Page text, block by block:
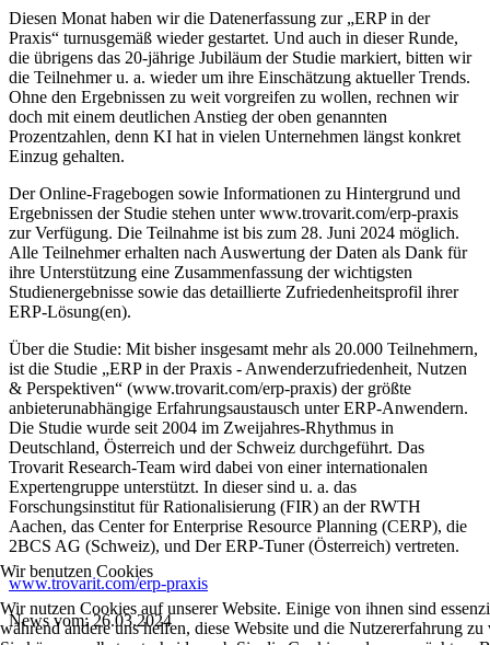
Diesen Monat haben wir die Datenerfassung zur „ERP in der
Praxis“ turnusgemäß wieder gestartet. Und auch in dieser Runde,
die übrigens das 20-jährige Jubiläum der Studie markiert, bitten wir
die Teilnehmer u. a. wieder um ihre Einschätzung aktueller Trends.
Ohne den Ergebnissen zu weit vorgreifen zu wollen, rechnen wir
doch mit einem deutlichen Anstieg der oben genannten
Prozentzahlen, denn KI hat in vielen Unternehmen längst konkret
Einzug gehalten.
Der Online-Fragebogen sowie Informationen zu Hintergrund und
Ergebnissen der Studie stehen unter www.trovarit.com/erp-praxis
zur Verfügung. Die Teilnahme ist bis zum 28. Juni 2024 möglich.
Alle Teilnehmer erhalten nach Auswertung der Daten als Dank für
ihre Unterstützung eine Zusammenfassung der wichtigsten
Studienergebnisse sowie das detaillierte Zufriedenheitsprofil ihrer
ERP-Lösung(en).
Über die Studie: Mit bisher insgesamt mehr als 20.000 Teilnehmern,
ist die Studie „ERP in der Praxis - Anwenderzufriedenheit, Nutzen
& Perspektiven“ (www.trovarit.com/erp-praxis) der größte
anbieterunabhängige Erfahrungsaustausch unter ERP-Anwendern.
Die Studie wurde seit 2004 im Zweijahres-Rhythmus in
Deutschland, Österreich und der Schweiz durchgeführt. Das
Trovarit Research-Team wird dabei von einer internationalen
Expertengruppe unterstützt. In dieser sind u. a. das
Forschungsinstitut für Rationalisierung (FIR) an der RWTH
Aachen, das Center for Enterprise Resource Planning (CERP), die
2BCS AG (Schweiz), und Der ERP-Tuner (Österreich) vertreten.
www.trovarit.com/erp-praxis
News vom: 26.03.2024
Wir benutzen Cookies
Wir nutzen Cookies auf unserer Website. Einige von ihnen sind
während andere uns helfen, diese Website und die Nutzererfahrung